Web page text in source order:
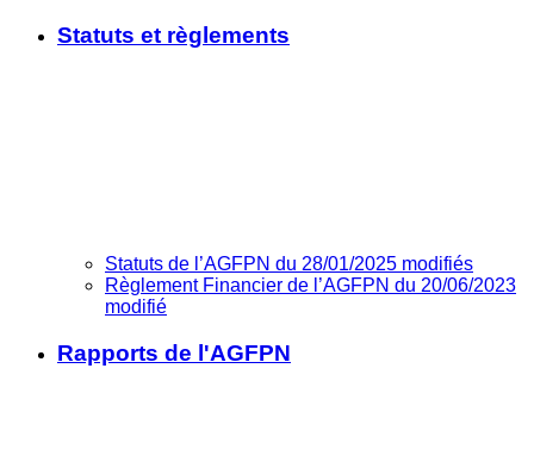
Statuts et règlements
Statuts de l’AGFPN du 28/01/2025 modifiés
Règlement Financier de l’AGFPN du 20/06/2023
modifié
Rapports de l'AGFPN